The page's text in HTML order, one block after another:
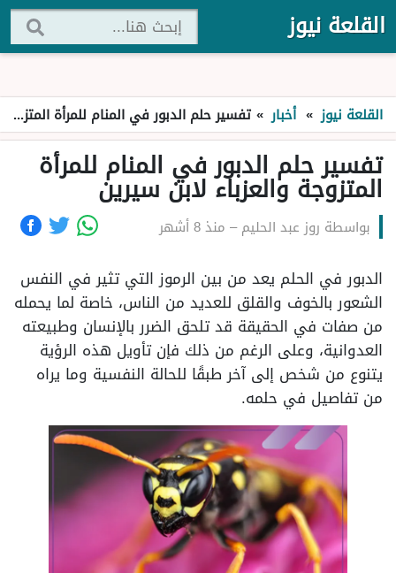
القلعة نيوز
القلعة نيوز » أخبار » تفسير حلم الدبور في المنام للمرأة المتزوجة والعزباء لابن سيرين
تفسير حلم الدبور في المنام للمرأة
المتزوجة والعزباء لابن سيرين
بواسطة روز عبد الحليم– منذ 8 أشهر
الدبور في الحلم يعد من بين الرموز التي تثير في النفس
الشعور بالخوف والقلق للعديد من الناس، خاصة لما يحمله
من صفات في الحقيقة قد تلحق الضرر بالإنسان وطبيعته
العدوانية، وعلى الرغم من ذلك فإن تأويل هذه الرؤية
يتنوع من شخص إلى آخر طبقًا للحالة النفسية وما يراه
من تفاصيل في حلمه.